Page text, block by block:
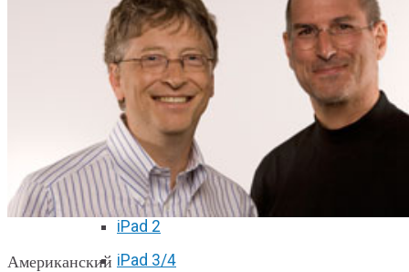
iPhone 11 Pro Max
iPhone 12 mini
iPhone 12
iPhone 12 Pro
iPhone 12 Pro Max
Ремонт iPad
iPad 2
iPad 3/4
Американский